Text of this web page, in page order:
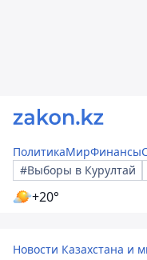
ПолитикаМирФинансы
#Выборы в Курултай
+20°
Новости Казахстана и